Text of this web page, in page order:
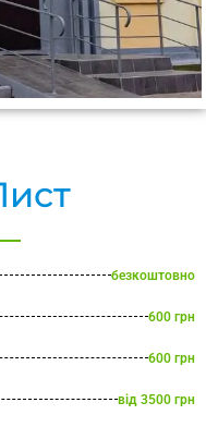
безкоштовно
600 грн
600 грн
від 3500 грн